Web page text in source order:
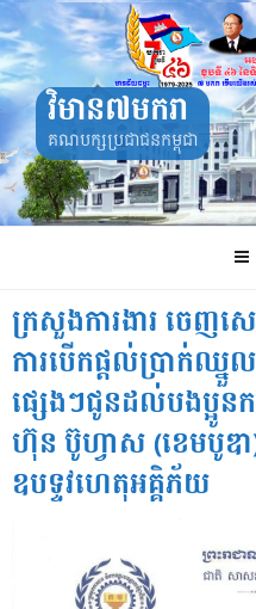
Skip
to
content
វិមាន៧មករា
គណបក្សប្រជាជនកម្ពុជា
ក្រសួងការងារ ចេញ
ការបើកផ្តល់ប្រាក់ឈ្
ផ្សេងៗជូនដល់បងប្អូន
ហ៊ុន ប៊ូហ្វាស (ខេមបូឌ
ឧបទ្ទវហេតុអគ្គិភ័យ